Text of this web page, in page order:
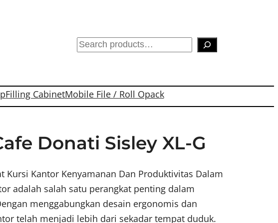
S
r
c
Filling CabinetMobile File / Roll Opack
Donati Sisley XL-G
Kursi Kantor Kenyamanan Dan Produktivitas Dalam
adalah salah satu perangkat penting dalam
menggabungkan desain ergonomis dan
telah menjadi lebih dari sekadar tempat duduk.